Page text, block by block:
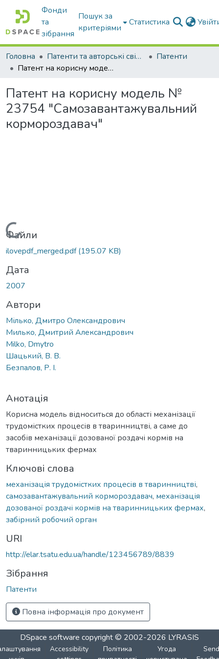
Фонди
та
зібрання
Пошук за
критеріями
Статистика
Головна Патенти та авторські свідоцтва
Патенти
Патент на корисну модель № 23754 "Самозавантажувальний кормороздавач"
Патент на корисну модель №
23754 "Самозавантажувальний
кормороздавач"
Вантажиться...
Файли
ilovepdf_merged.pdf(195.07 KB)
Дата
2007
Автори
Мілько, Дмитро Олександрович
Милько, Дмитрий Александрович
Milko, Dmytro
Шацький, В. В.
Безпалов, Р. І.
Анотація
Корисна модель відноситься до області механізації
трудомістких процесів в тваринництві, а саме до
засобів механізації дозованої роздачі кормів на
тваринницьких фермах
Ключові слова
механізація трудомістких процесів в тваринництві,
самозавантажувальний кормороздавач, механізація
дозованої роздачі кормів на тваринницьких фермах,
забірний робочий орган
URI
http://elar.tsatu.edu.ua/handle/123456789/8839
Зібрання
Патенти
Повна інформація про документ
DSpace software copyright © 2002-2026 LYRASIS
Accessibility
Політика
Угода
Send